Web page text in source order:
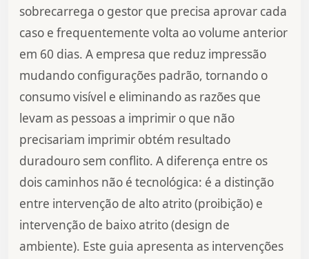
sobrecarrega o gestor que precisa aprovar cada
caso e frequentemente volta ao volume anterior
em 60 dias. A empresa que reduz impressão
mudando configurações padrão, tornando o
consumo visível e eliminando as razões que
levam as pessoas a imprimir o que não
precisariam imprimir obtém resultado
duradouro sem conflito. A diferença entre os
dois caminhos não é tecnológica: é a distinção
entre intervenção de alto atrito (proibição) e
intervenção de baixo atrito (design de
ambiente). Este guia apresenta as intervenções